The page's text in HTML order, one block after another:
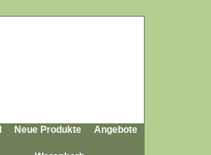
Neue Produkte Angebote